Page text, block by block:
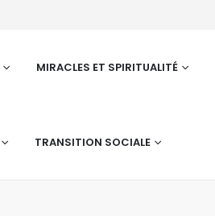
MIRACLES ET SPIRITUALITÉ
TRANSITION SOCIALE